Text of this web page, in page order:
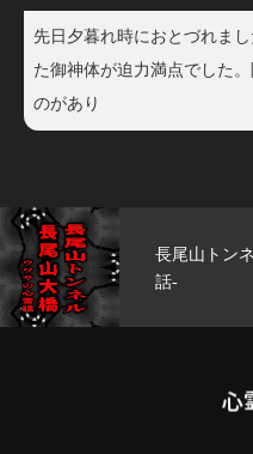
先日夕暮れ時におとづれま
た御神体が迫力満点でした
のがあり
尾山大橋 -ウワサの心霊
心